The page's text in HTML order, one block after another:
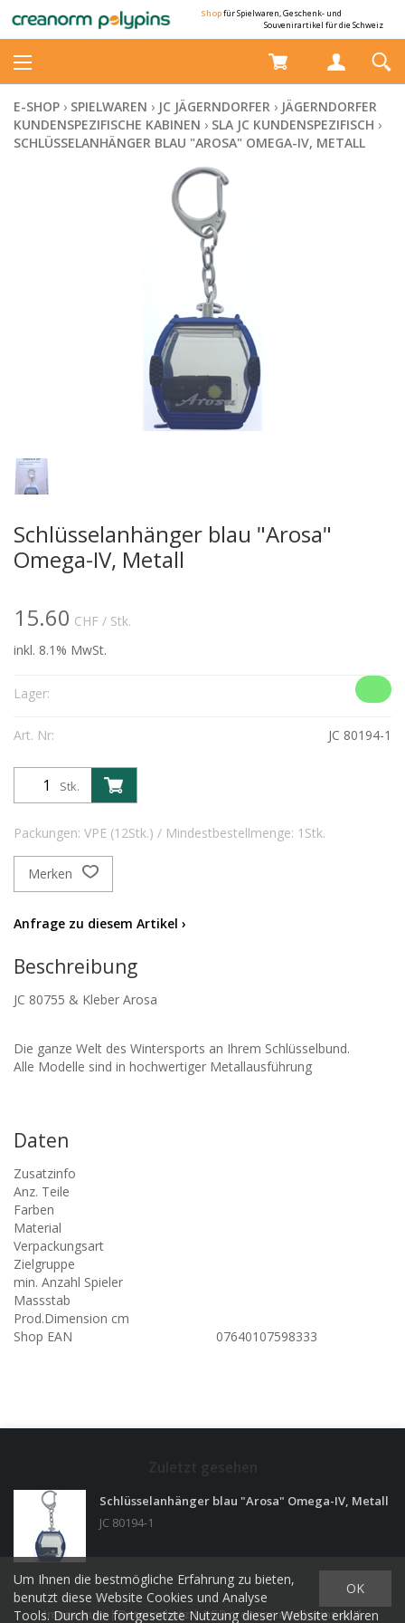
Shopfür Spielwaren, Geschenk- und
Souvenirartikel für die Schweiz
E-SHOP › SPIELWAREN › JC JÄGERNDORFER › JÄGERNDORFER
KUNDENSPEZIFISCHE KABINEN › SLA JC KUNDENSPEZIFISCH ›
SCHLÜSSELANHÄNGER BLAU "AROSA" OMEGA-IV, METALL
Schlüsselanhänger blau "Arosa"
Omega-IV, Metall
15.60 CHF / Stk.
inkl. 8.1% MwSt.
Lager:
Art. Nr: JC 80194-1
Stk.
Packungen: VPE (12Stk.) / Mindestbestellmenge: 1Stk.
Merken
Anfrage zu diesem Artikel ›
Beschreibung
JC 80755 & Kleber Arosa
Die ganze Welt des Wintersports an Ihrem Schlüsselbund.
Alle Modelle sind in hochwertiger Metallausführung
Daten
Zusatzinfo
Anz. Teile
Farben
Material
Verpackungsart
Zielgruppe
min. Anzahl Spieler
Massstab
Prod.Dimension cm
Shop EAN
07640107598333
Schlüsselanhänger blau "Arosa" Omega-IV, Metall
JC 80194-1
Impressum|Datenschutz|AGB creanorm polypins und
OK
Um Ihnen die bestmögliche Erfahrung zu bieten,
benutzt diese Website Cookies und Analyse
Tools. Durch die fortgesetzte Nutzung dieser Website erklären